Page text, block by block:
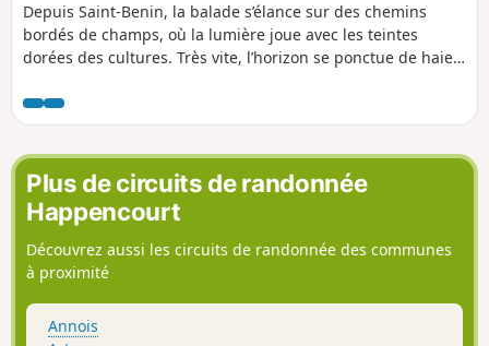
Depuis Saint-Benin, la balade s’élance sur des chemins
bordés de champs, où la lumière joue avec les teintes
dorées des cultures. Très vite, l’horizon se ponctue de haies
des saisons. En approchant d’Escaufourt, le charme discret
des maisons de brique et la quiétude des ruelles offrent
une pause douce avant de reprendre la route vers Saint-
Souplet. Ici, la campagne se marie à la vie villageoise, entre
silhouettes de clochers, senteurs de terre fraîche et
bruissement du vent dans les haies. C’est un parcours qui
allie simplicité et authenticité, parfait pour savourer le
calme, la beauté et le rythme naturel du Cambrésis.
Plus de circuits de randonnée
Happencourt
Découvrez aussi les circuits de randonnée des communes
à proximité
Annois